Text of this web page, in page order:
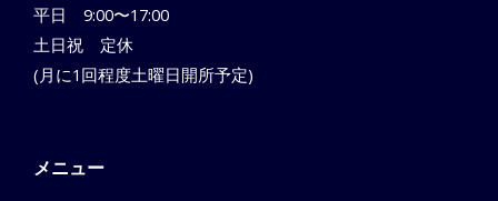
平日 9:00〜17:00
土日祝 定休
(月に1回程度土曜日開所予定)
メニュー